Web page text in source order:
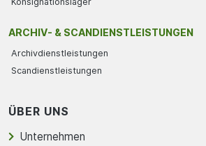
ARCHIV- & SCANDIENSTLEISTUNGEN
Archivdienstleistungen
Scandienstleistungen
ÜBER UNS
Unternehmen